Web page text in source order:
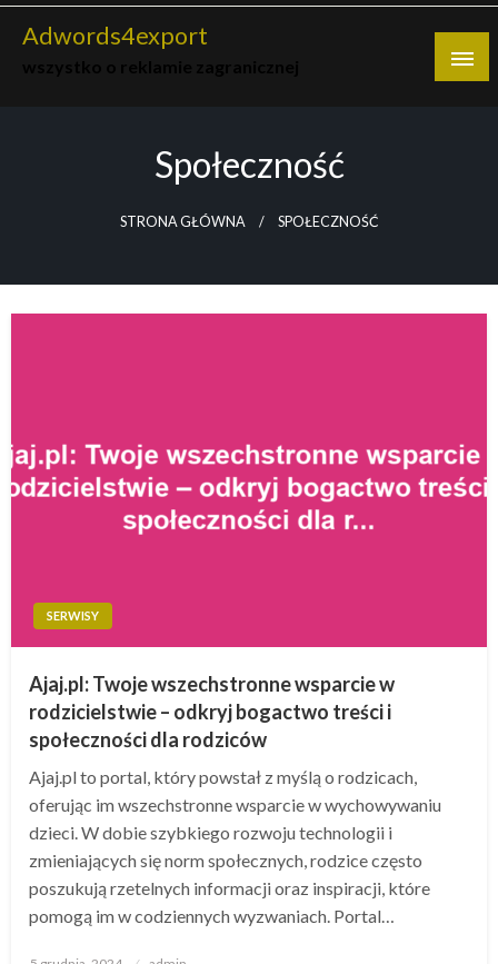
Skip
Adwords4export
Społeczność
STRONA GŁÓWNA SPOŁECZNOŚĆ
SERWISY
Ajaj.pl: Twoje wszechstronne wsparcie w
rodzicielstwie – odkryj bogactwo treści i
społeczności dla rodziców
Ajaj.pl to portal, który powstał z myślą o rodzicach,
oferując im wszechstronne wsparcie w wychowywaniu
dzieci. W dobie szybkiego rozwoju technologii i
zmieniających się norm społecznych, rodzice często
poszukują rzetelnych informacji oraz inspiracji, które
pomogą im w codziennych wyzwaniach. Portal…
Opublikowane